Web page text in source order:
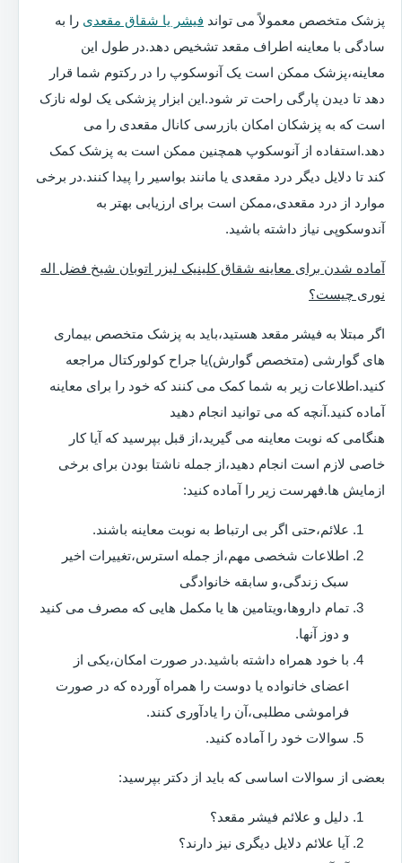
پزشک متخصص معمولاً می تواند فیشر یا شقاق مقعدی را به
سادگی با معاینه اطراف مقعد تشخیص دهد.در طول این
معاینه،پزشک ممکن است یک آنوسکوپ را در رکتوم شما قرار
دهد تا دیدن پارگی راحت تر شود.این ابزار پزشکی یک لوله نازک
است که به پزشکان امکان بازرسی کانال مقعدی را می
دهد.استفاده از آنوسکوپ همچنین ممکن است به پزشک کمک
کند تا دلایل دیگر درد مقعدی یا مانند بواسیر را پیدا کنند.در برخی
موارد از درد مقعدی،ممکن است برای ارزیابی بهتر به
آندوسکوپی نیاز داشته باشید.
آماده شدن برای معاینه شقاق کلینیک لیزر اتوبان شیخ فضل اله
نوری چیست؟
اگر مبتلا به فیشر مقعد هستید،باید به پزشک متخصص بیماری
های گوارشی (متخصص گوارش)یا جراح کولورکتال مراجعه
کنید.اطلاعات زیر به شما کمک می کنند که خود را برای معاینه
آماده کنید.آنچه که می توانید انجام دهید
هنگامی که نوبت معاینه می گیرید،از قبل بپرسید که آیا کار
خاصی لازم است انجام دهید،از جمله ناشتا بودن برای برخی
ازمایش ها.فهرست زیر را آماده کنید:
علائم،حتی اگر بی ارتباط به نوبت معاینه باشند.
اطلاعات شخصی مهم،از جمله استرس،تغییرات اخیر
سبک زندگی،و سابقه خانوادگی
تمام داروها،ویتامین ها یا مکمل هایی که مصرف می کنید
و دوز آنها.
با خود همراه داشته باشید.در صورت امکان،یکی از
اعضای خانواده یا دوست را همراه آورده که در صورت
فراموشی مطلبی،آن را یادآوری کنند.
سوالات خود را آماده کنید.
بعضی از سوالات اساسی که باید از دکتر بپرسید:
دلیل و علائم فیشر مقعد؟
آیا علائم دلایل دیگری نیز دارند؟